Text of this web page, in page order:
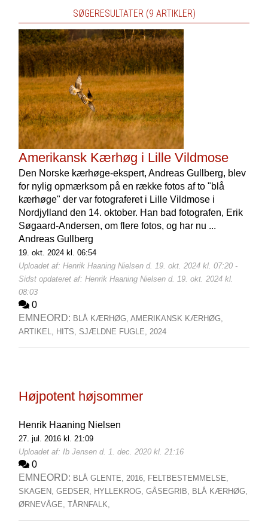
SØGERESULTATER (9 ARTIKLER)
Amerikansk Kærhøg i Lille Vildmose
Den Norske kærhøge-ekspert, Andreas Gullberg, blev
for nylig opmærksom på en række fotos af to "blå
kærhøge" der var fotograferet i Lille Vildmose i
Nordjylland den 14. oktober. Han bad fotografen, Erik
Søgaard-Andersen, om flere fotos, og har nu ...
Andreas Gullberg
19. okt. 2024 kl. 06:54
Uploadet af: Henrik Haaning Nielsen d. 19. okt. 2024 kl. 07:20 -
Sidst opdateret af: Henrik Haaning Nielsen d. 19. okt. 2024 kl.
08:03
0
EMNEORD: BLÅ KÆRHØG, AMERIKANSK KÆRHØG,
ARTIKEL, HITS, SJÆLDNE FUGLE, 2024
Højpotent højsommer
Henrik Haaning Nielsen
27. jul. 2016 kl. 21:09
Uploadet af: Ib Jensen d. 1. dec. 2020 kl. 21:16
0
EMNEORD: BLÅ GLENTE, 2016, FELTBESTEMMELSE,
SKAGEN, GEDSER, HYLLEKROG, GÅSEGRIB, BLÅ KÆRHØG,
ØRNEVÅGE, TÅRNFALK,